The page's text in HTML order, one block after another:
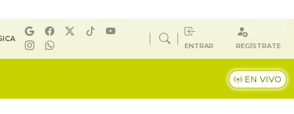
ENTRAR REGÍSTRATE
EN VIVO